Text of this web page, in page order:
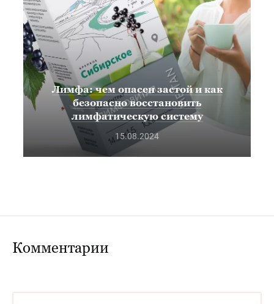
Лимфа: чем опасен застой и как
безопасно восстановить
лимфатическую систему
15.08.2024
Комментарии